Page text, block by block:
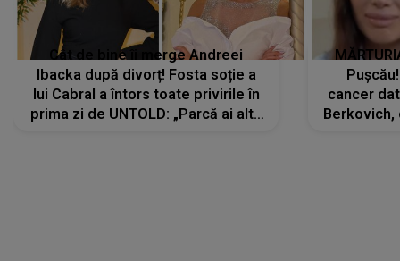
Cât de bine îi merge Andreei
Ibacka după divorț! Fosta soție a
lui Cabral a întors toate privirile în
prima zi de UNTOLD: „Parcă ai altă
cancer
Berkovich,